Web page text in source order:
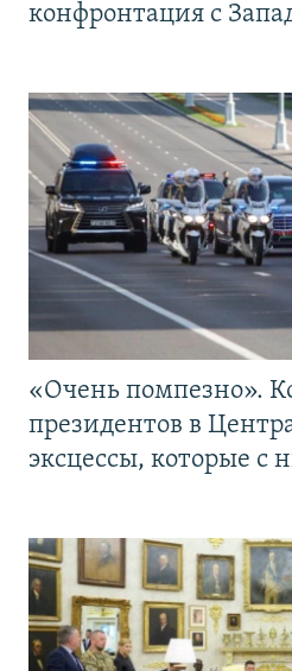
конфронтация с
«Очень помпезно».
президентов в
эксцессы, которые с